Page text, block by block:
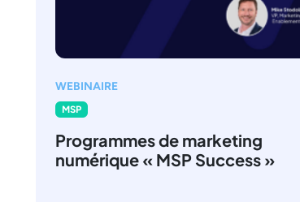
WEBINAIRE
MSP
Programmes de marketing
numérique « MSP Success »